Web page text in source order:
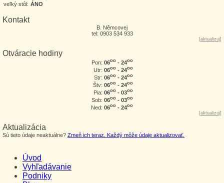
veľký stôl: ÁNO
Kontakt
B. Němcovej
tel: 0903 534 933
[aktualizuj]
Otváracie hodiny
Pon: 06oo - 24oo
Utr: 06oo - 24oo
Str: 06oo - 24oo
Štv: 06oo - 24oo
Pia: 06oo - 03oo
Sob: 06oo - 03oo
Ned: 06oo - 24oo
[aktualizuj]
Aktualizácia
Sú tieto údaje neaktuálne? Zmeň ich teraz. Každý môže údaje aktualizovať.
Úvod
Vyhľadávanie
Podniky